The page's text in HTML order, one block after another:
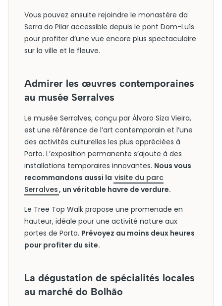
Vous pouvez ensuite rejoindre le monastère da
Serra do Pilar accessible depuis le pont Dom-Luís
pour profiter d’une vue encore plus spectaculaire
sur la ville et le fleuve.
Admirer les œuvres contemporaines
au musée Serralves
Le musée Serralves, conçu par Álvaro Siza Vieira,
est une référence de l’art contemporain et l’une
des activités culturelles les plus appréciées à
Porto. L’exposition permanente s’ajoute à des
installations temporaires innovantes. Nous vous
recommandons aussi la visite du parc
Serralves, un véritable havre de verdure.
Le Tree Top Walk propose une promenade en
hauteur, idéale pour une activité nature aux
portes de Porto. Prévoyez au moins deux heures
pour profiter du site.
La dégustation de spécialités locales
au marché do Bolhão